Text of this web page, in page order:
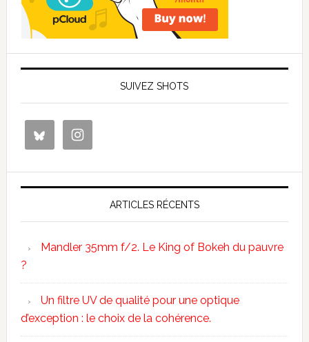
SUIVEZ SHOTS
ARTICLES RÉCENTS
Mandler 35mm f/2. Le King of Bokeh du pauvre
?
Un filtre UV de qualité pour une optique
d’exception : le choix de la cohérence.